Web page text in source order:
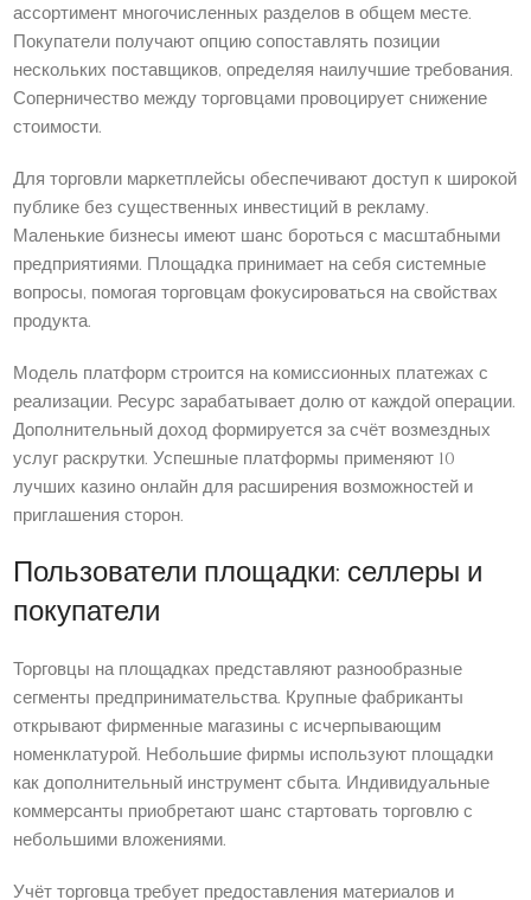
ассортимент многочисленных разделов в общем месте.
Покупатели получают опцию сопоставлять позиции
нескольких поставщиков, определяя наилучшие требования.
Соперничество между торговцами провоцирует снижение
стоимости.
Для торговли маркетплейсы обеспечивают доступ к широкой
публике без существенных инвестиций в рекламу.
Маленькие бизнесы имеют шанс бороться с масштабными
предприятиями. Площадка принимает на себя системные
вопросы, помогая торговцам фокусироваться на свойствах
продукта.
Модель платформ строится на комиссионных платежах с
реализации. Ресурс зарабатывает долю от каждой операции.
Дополнительный доход формируется за счёт возмездных
услуг раскрутки. Успешные платформы применяют 10
лучших казино онлайн для расширения возможностей и
приглашения сторон.
Пользователи площадки: селлеры и
покупатели
Торговцы на площадках представляют разнообразные
сегменты предпринимательства. Крупные фабриканты
открывают фирменные магазины с исчерпывающим
номенклатурой. Небольшие фирмы используют площадки
как дополнительный инструмент сбыта. Индивидуальные
коммерсанты приобретают шанс стартовать торговлю с
небольшими вложениями.
Учёт торговца требует предоставления материалов и